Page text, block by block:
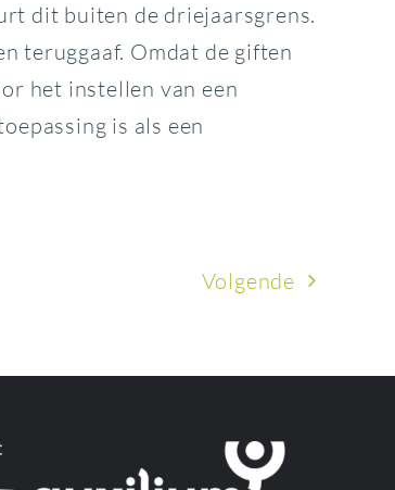
dit buiten de driejaarsgrens.
teruggaaf. Omdat de giften
het instellen van een
is als een
Volgende